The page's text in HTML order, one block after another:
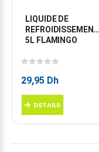
LIQUIDE DE
REFROIDISSEMENT
5L FLAMINGO
29,95 Dh
DETAILS